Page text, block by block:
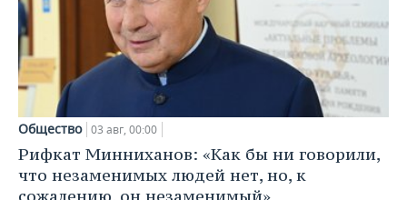
Общество 03 авг, 00:00
Рифкат Минниханов: «Как бы ни говорили,
что незаменимых людей нет, но, к